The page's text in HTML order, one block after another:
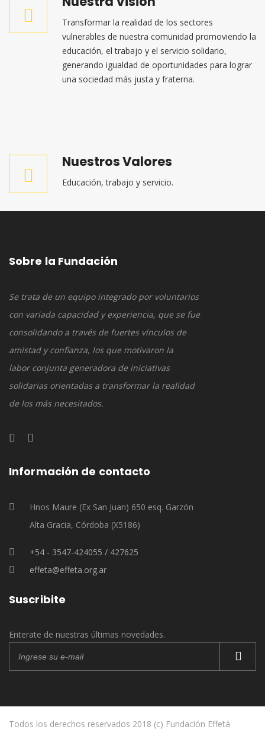
Transformar la realidad de los sectores
vulnerables de nuestra comunidad promoviendo la
educación, el trabajo y el servicio solidario,
generando igualdad de oportunidades para lograr
una sociedad más justa y fraterna.
Nuestros Valores
Educación, trabajo y servicio.
Sobre la Fundación
Se trata de un equipo integrado por voluntarios
con variada capacidad y experiencia, que se fue
consolidando a través de fuertes vínculos de
amistad y confianza, los que motivaron la
labor conjunta generadora de iniciativas
solidarias orientadas a transformar la realidad
de los más necesitados.
Información de contacto
Hnos Maure (Ex San Juan) 650 esq. Garzón
Alta Gracia, Córdoba (X5186)
+54 - 3547-424055 / 427625
effeta@effeta.org.ar
Suscribite
Enterate de nuestras últimas novedades.
Todos los derechos reservados 2018 (c) Fundación Effetá